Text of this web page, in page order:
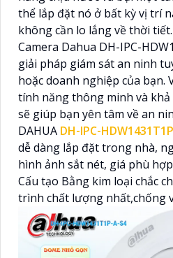
thể lắp đặt nó ở bất kỳ vị trí
không cần lo lắng về thời tiết.
Camera Dahua DH-IPC-
giải pháp giám sát an ninh
hoặc doanh nghiệp của bạn.
tính năng thông minh và
sẽ giúp bạn yên tâm về an
DAHUA DH-IPC-
dễ dàng lắp đặt trong nhà,
hình ảnh sắt nét, giá phù
Cấu tạo Bằng kim loại chắc
trình chất lượng nhất,chống